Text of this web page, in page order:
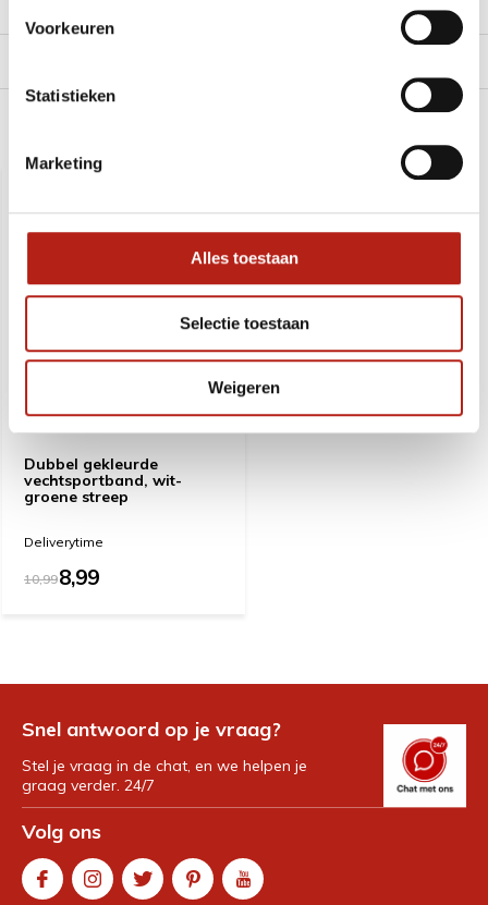
Voorkeuren
Statistieken
Marketing
Alles toestaan
Selectie toestaan
Weigeren
Dubbel gekleurde
vechtsportband, wit-
groene streep
Deliverytime
10,998,99
Snel antwoord op je vraag?
Stel je vraag in de chat, en we helpen je
graag verder. 24/7
Volg ons